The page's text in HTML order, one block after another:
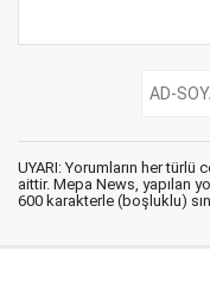
UYARI: Yorumların her
aittir. Mepa News, yapılan
600 karakterle (boşluklu)